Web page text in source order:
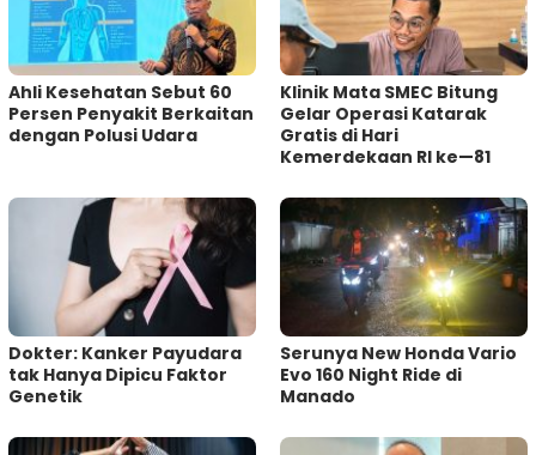
Ahli Kesehatan Sebut 60
Persen Penyakit Berkaitan
dengan Polusi Udara
Klinik Mata SMEC Bitung
Gelar Operasi Katarak
Gratis di Hari
Kemerdekaan RI ke—81
Dokter: Kanker Payudara
tak Hanya Dipicu Faktor
Genetik
Serunya New Honda Vario
Evo 160 Night Ride di
Manado